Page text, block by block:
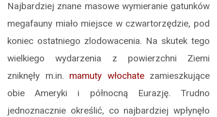
Najbardziej znane masowe wymieranie gatunków
megafauny miało miejsce w czwartorzędzie, pod
koniec ostatniego zlodowacenia. Na skutek tego
wielkiego wydarzenia z powierzchni Ziemi
zniknęły m.in. mamuty włochatezamieszkujące
obie Ameryki i północną Eurazję. Trudno
jednoznacznie określić, co najbardziej wpłynęło